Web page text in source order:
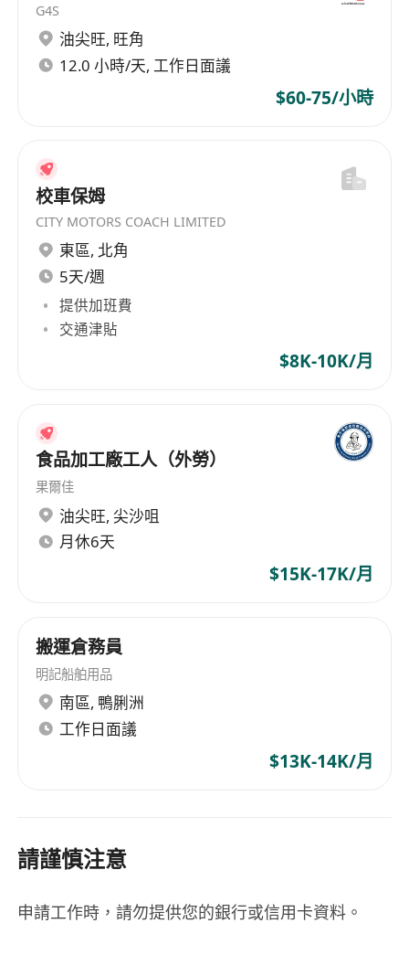
G4S
油尖旺, 旺角
12.0 小時/天, 工作日面議
$60-75/小時
校車保姆
CITY MOTORS COACH LIMITED
東區, 北角
5天/週
提供加班費
交通津貼
$8K-10K/月
食品加工廠工人（外勞）
果爾佳
油尖旺, 尖沙咀
月休6天
$15K-17K/月
搬運倉務員
明記船舶用品
南區, 鴨脷洲
工作日面議
$13K-14K/月
請謹慎注意
申請工作時，請勿提供您的銀行或信用卡資料。